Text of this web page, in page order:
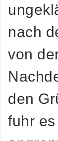
nach
von
den
fuhr